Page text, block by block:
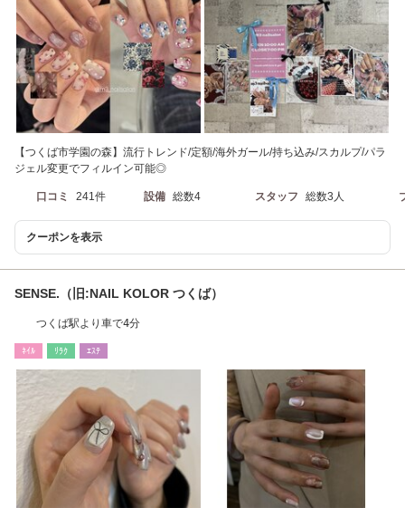
【つくば市学園の森】流行トレンド/定額/海外ガール/持ち込み/スカルプ/パラ
ジェル変更でフィルイン可能◎
口コミ 241件 設備 総数4 スタッフ 総数3人
クーポンを表示
SENSE.（旧:NAIL KOLOR つくば）
つくば駅より車で4分
ﾈｲﾙ ﾘﾗｸ ｴｽﾃ